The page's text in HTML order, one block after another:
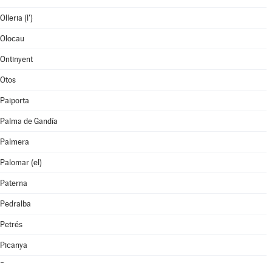
Olleria (l')
Olocau
Ontinyent
Otos
Paiporta
Palma de Gandía
Palmera
Palomar (el)
Paterna
Pedralba
Petrés
Picanya